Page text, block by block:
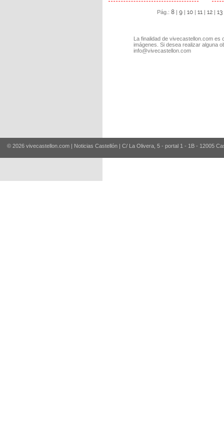
Pág.: 8| 9| 10| 11 | 12| 13
La finalidad de vivecastellon.com
imágenes. Si desea realizar alguna
info@vivecastellon.com
© 2026 vivecastellon.com | Noticias Castellón | C/ La Olivera, 5 - portal 1 - 1B - 12005